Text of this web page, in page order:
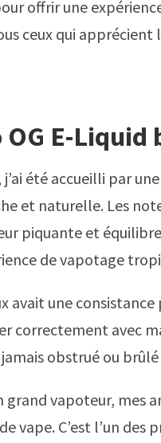
offrir une
ceux qui apprécient
E-Liquid
été accueilli par
et naturelle. Les
piquante et
de vapotage
avait une
correctement avec
jamais obstrué ou
grand vapoteur,
vape. C’est l’un des